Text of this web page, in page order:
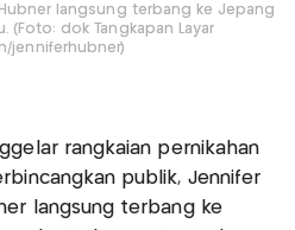
langsung terbang ke Jepang
(Foto: dok Tangkapan Layar
jenniferhubner)
rangkaian pernikahan
publik, Jennifer
langsung terbang ke